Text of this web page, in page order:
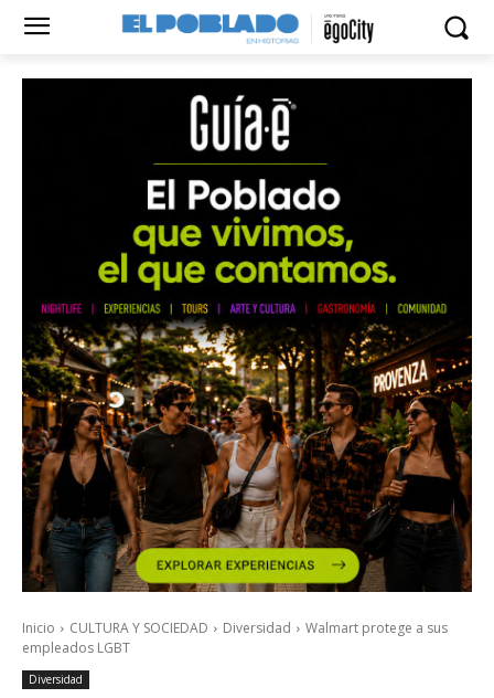
Inicio CULTURA Y SOCIEDAD Diversidad
Walmart protege a sus
empleados LGBT
Diversidad